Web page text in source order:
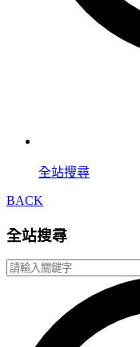
全站搜尋
BACK
全站搜尋